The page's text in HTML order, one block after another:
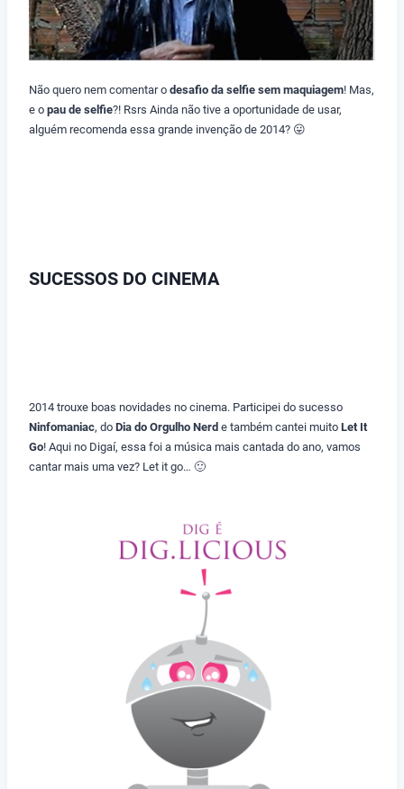
Não quero nem comentar o desafio da selfie sem maquiagem! Mas,
e o pau de selfie?! Rsrs Ainda não tive a oportunidade de usar,
alguém recomenda essa grande invenção de 2014? 😛
SUCESSOS DO CINEMA
2014 trouxe boas novidades no cinema. Participei do sucesso
Ninfomaniac, do Dia do Orgulho Nerd e também cantei muito Let It
Go! Aqui no Digaí, essa foi a música mais cantada do ano, vamos
cantar mais uma vez? Let it go… 🙂